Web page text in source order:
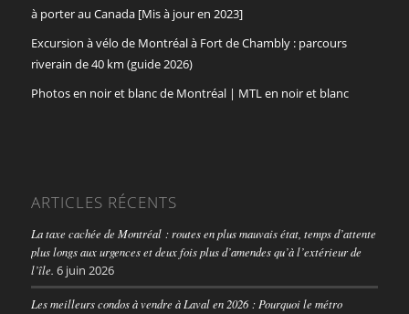
à porter au Canada [Mis à jour en 2023]
Excursion à vélo de Montréal à Fort de Chambly : parcours
riverain de 40 km (guide 2026)
Photos en noir et blanc de Montréal | MTL en noir et blanc
ARTICLES RÉCENTS
La taxe cachée de Montréal : routes en plus mauvais état, temps d’attente
plus longs aux urgences et deux fois plus d’amendes qu’à l’extérieur de
l’île. 6 juin 2026
Les meilleurs condos à vendre à Laval en 2026 : Pourquoi le métro